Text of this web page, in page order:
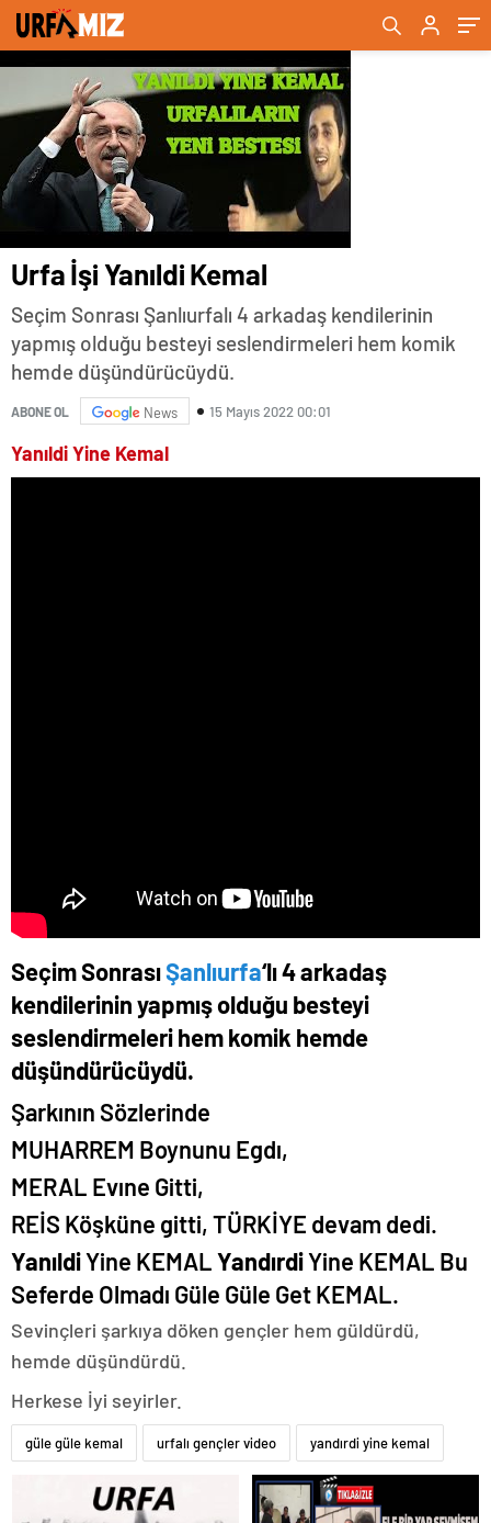
Urfa İşi Yanıldi Kemal
Seçim Sonrası Şanlıurfalı 4 arkadaş kendilerinin
yapmış olduğu besteyi seslendirmeleri hem komik
hemde düşündürücüydü.
ABONE OL News 15 Mayıs 2022 00:01
Yanıldi Yine Kemal
Seçim SonrasıŞanlıurfa‘lı 4 arkadaş
kendilerinin yapmış olduğu besteyi
seslendirmeleri hem komik hemde
düşündürücüydü.
Şarkının Sözlerinde
MUHARREM Boynunu Egdı,
MERAL Evıne Gitti,
REİS Köşküne gitti, TÜRKİYE devam dedi.
YanıldiYine KEMALYandırdiYine KEMAL Bu
Seferde Olmadı Güle Güle Get KEMAL.
Sevinçleri şarkıya döken gençler hem güldürdü,
hemde düşündürdü.
Herkese İyi seyirler.
güle güle kemal urfalı gençler video yandırdi yine kemal